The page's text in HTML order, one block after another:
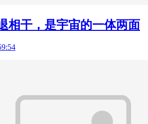
相干，是宇宙的一体两面